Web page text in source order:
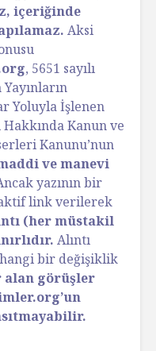
içeriğinde
Aksi
, 5651 sayılı
Yoluyla İşlenen
Kanun ve
Kanunu’nun
ve manevi
yazının bir
aktif link verilerek
(her müstakil
Alıntı
bir değişiklik
alan görüşler